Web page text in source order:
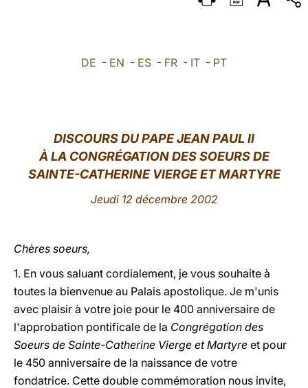
DEUTSCH
العربيّة DE - EN - ES - FR - IT - PT
DISCOURS DU PAPE JEAN PAUL II
À LA CONGRÉGATION DES SOEURS DE
SAINTE-CATHERINE VIERGE ET MARTYRE
Jeudi 12 décembre 2002
Chères soeurs,
1. En vous saluant cordialement, je vous souhaite à
toutes la bienvenue au Palais apostolique. Je m'unis
avec plaisir à votre joie pour le 400 anniversaire de
l'approbation pontificale de la Congrégation des
Soeurs de Sainte-Catherine Vierge et Martyre et pour
le 450 anniversaire de la naissance de votre
fondatrice. Cette double commémoration nous invite,